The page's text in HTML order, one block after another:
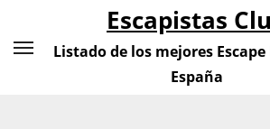
contenido
Escapistas
Listado de los mejores Escape
España